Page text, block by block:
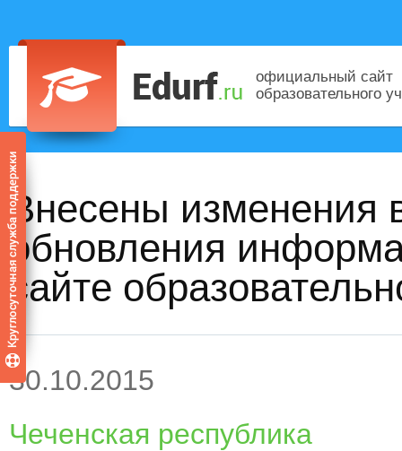
официальный сайт
образовательного
Внесены изменения
обновления
сайте
30.10.2015
Чеченская республика